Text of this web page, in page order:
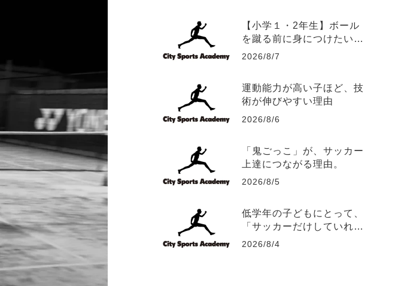
【小学１・2年生】ボール
を蹴る前に身につけたい5
つの運動能力
2026/8/7
運動能力が高い子ほど、技
術が伸びやすい理由
2026/8/6
「鬼ごっこ」が、サッカー
上達につながる理由。
2026/8/5
低学年の子どもにとって、
「サッカーだけしていれ
ば、サッカーは上手くな
2026/8/4